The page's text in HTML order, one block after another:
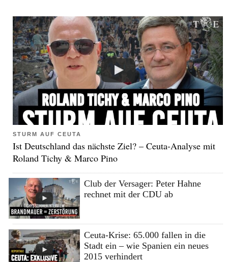
STURM AUF CEUTA
Ist Deutschland das nächste Ziel? – Ceuta-Analyse mit
Roland Tichy & Marco Pino
Club der Versager: Peter Hahne
rechnet mit der CDU ab
Ceuta-Krise: 65.000 fallen in die
Stadt ein – wie Spanien ein neues
2015 verhindert